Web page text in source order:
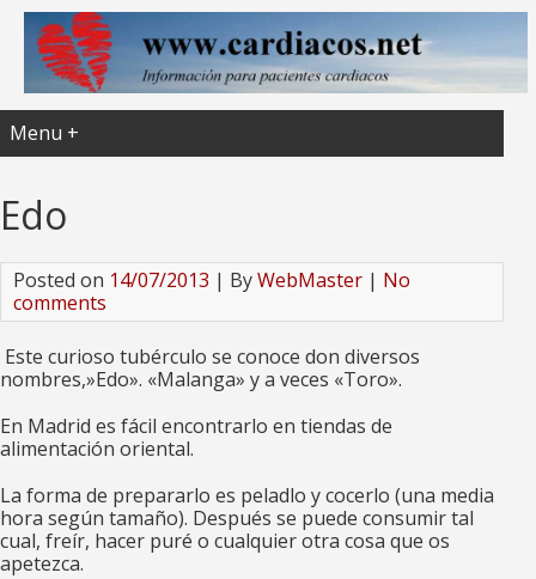
Menu +
Edo
Posted on 14/07/2013 | ByWebMaster | No
comments
Este curioso tubérculo se conoce don diversos
nombres,»Edo». «Malanga» y a veces «Toro».
En Madrid es fácil encontrarlo en tiendas de
alimentación oriental.
La forma de prepararlo es peladlo y cocerlo (una media
hora según tamaño). Después se puede consumir tal
cual, freír, hacer puré o cualquier otra cosa que os
apetezca.